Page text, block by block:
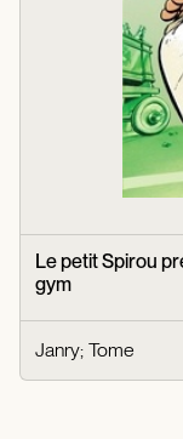
Le petit Spirou
gym
Janry; Tome